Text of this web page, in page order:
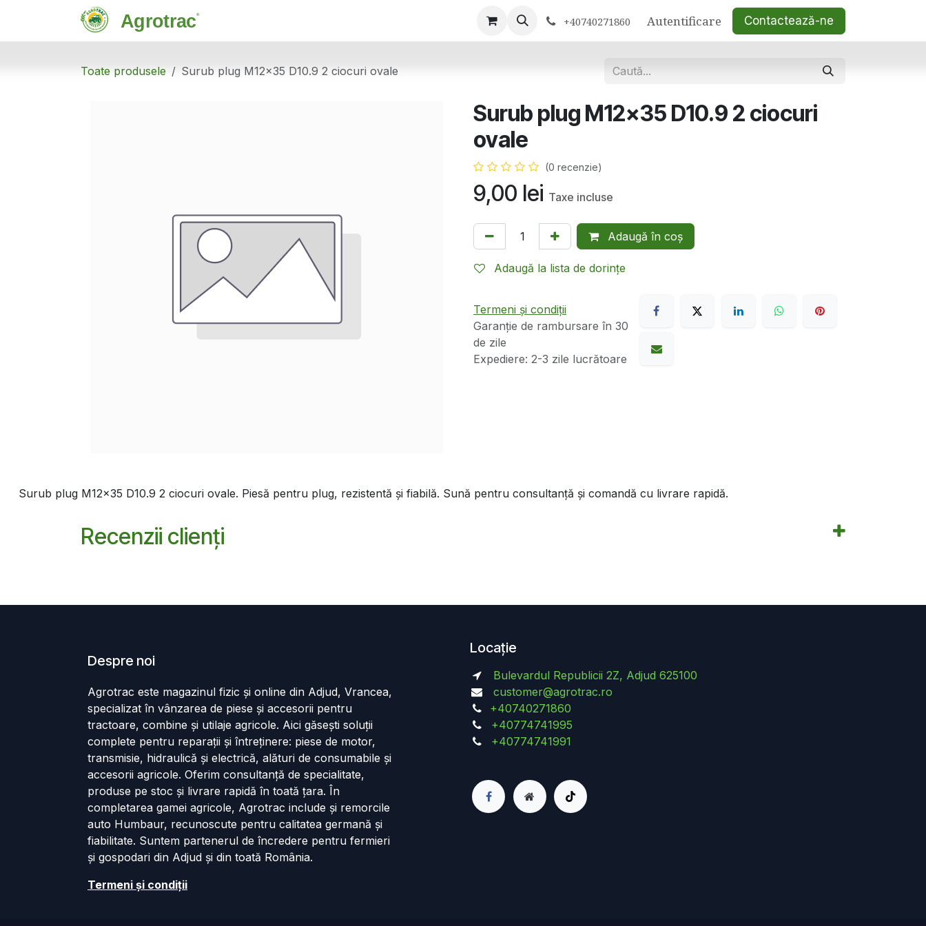
+40740271860 Autentificare Contactează-ne
Toate produsele Surub plug M12x35 D10.9 2 ciocuri ovale
Surub plug M12x35 D10.9 2 ciocuri
ovale
(0 recenzie)
9,00 lei Taxe incluse
Adaugă în coș
Adaugă la lista de dorințe
Termeni și condiții
Garanție de rambursare în 30
de zile
Expediere: 2-3 zile lucrătoare
Surub plug M12x35 D10.9 2 ciocuri ovale. Piesă pentru plug, rezistentă și fiabilă. Sună pentru consultanță și comandă cu livrare rapidă.
Recenzii clienți
Locație
Bulevardul Republicii 2Z, Adjud 625100
customer@agrotrac.ro
+40740271860
+40774741995
+40774741991
Despre noi
Agrotrac este magazinul fizic și online din Adjud, Vrancea,
specializat în vânzarea de piese și accesorii pentru
tractoare, combine și utilaje agricole. Aici găsești soluții
complete pentru reparații și întreținere: piese de motor,
transmisie, hidraulică și electrică, alături de consumabile și
accesorii agricole. Oferim consultanță de specialitate,
produse pe stoc și livrare rapidă în toată țara. În
completarea gamei agricole, Agrotrac include și remorcile
auto Humbaur, recunoscute pentru calitatea germană și
fiabilitate. Suntem partenerul de încredere pentru fermieri
și gospodari din Adjud și din toată România.
Termeni și cond​iții